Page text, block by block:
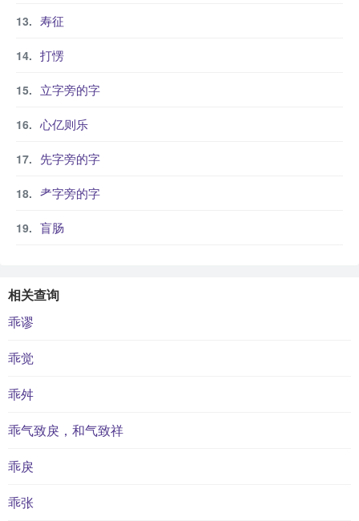
寿征
打愣
立字旁的字
心亿则乐
先字旁的字
耂字旁的字
盲肠
相关查询
乖谬
乖觉
乖舛
乖气致戾，和气致祥
乖戾
乖张